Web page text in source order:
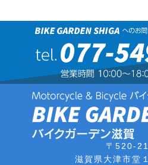
〒520-
滋賀県大津市堂